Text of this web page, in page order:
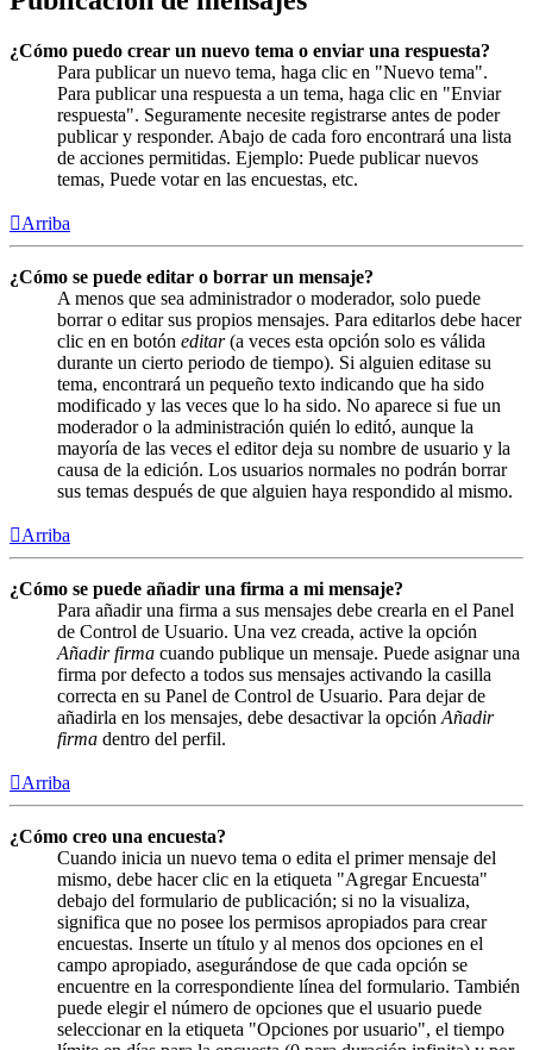
¿Cómo puedo crear un nuevo tema o enviar una respuesta?
Para publicar un nuevo tema, haga clic en "Nuevo tema".
Para publicar una respuesta a un tema, haga clic en "Enviar
respuesta". Seguramente necesite registrarse antes de poder
publicar y responder. Abajo de cada foro encontrará una lista
de acciones permitidas. Ejemplo: Puede publicar nuevos
temas, Puede votar en las encuestas, etc.
Arriba
¿Cómo se puede editar o borrar un mensaje?
A menos que sea administrador o moderador, solo puede
borrar o editar sus propios mensajes. Para editarlos debe hacer
clic en en botón editar(a veces esta opción solo es válida
durante un cierto periodo de tiempo). Si alguien editase su
tema, encontrará un pequeño texto indicando que ha sido
modificado y las veces que lo ha sido. No aparece si fue un
moderador o la administración quién lo editó, aunque la
mayoría de las veces el editor deja su nombre de usuario y la
causa de la edición. Los usuarios normales no podrán borrar
sus temas después de que alguien haya respondido al mismo.
Arriba
¿Cómo se puede añadir una firma a mi mensaje?
Para añadir una firma a sus mensajes debe crearla en el Panel
de Control de Usuario. Una vez creada, active la opción
Añadir firma cuando publique un mensaje. Puede asignar una
firma por defecto a todos sus mensajes activando la casilla
correcta en su Panel de Control de Usuario. Para dejar de
añadirla en los mensajes, debe desactivar la opción Añadir
firma dentro del perfil.
Arriba
¿Cómo creo una encuesta?
Cuando inicia un nuevo tema o edita el primer mensaje del
mismo, debe hacer clic en la etiqueta "Agregar Encuesta"
debajo del formulario de publicación; si no la visualiza,
significa que no posee los permisos apropiados para crear
encuestas. Inserte un título y al menos dos opciones en el
campo apropiado, asegurándose de que cada opción se
encuentre en la correspondiente línea del formulario. También
puede elegir el número de opciones que el usuario puede
seleccionar en la etiqueta "Opciones por usuario", el tiempo